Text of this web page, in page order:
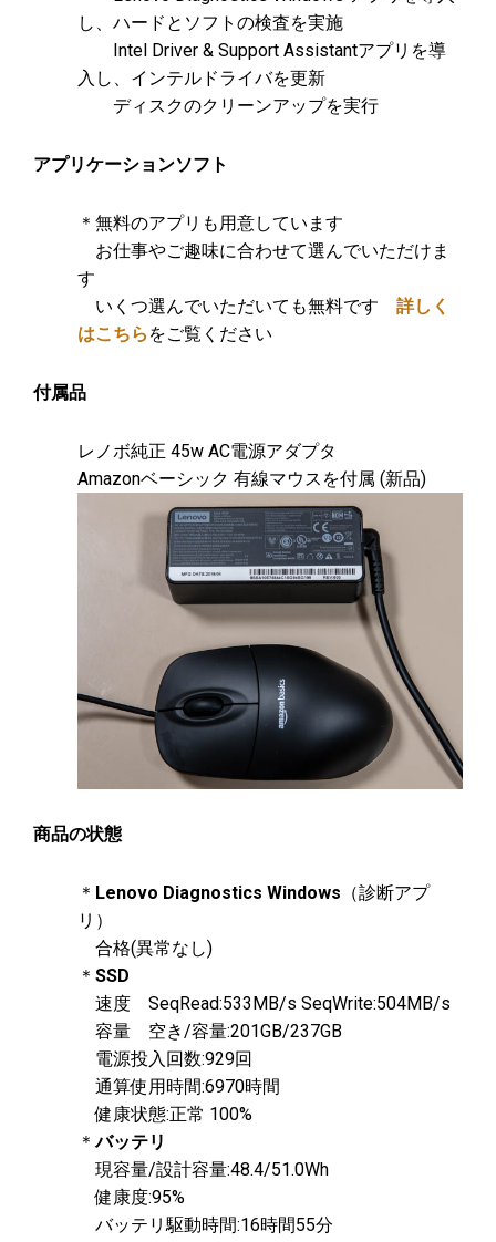
し、ハードとソフトの検査を実施
Intel Driver & Support Assistantアプリを導
入し、インテルドライバを更新
ディスクのクリーンアップを実行
アプリケーションソフト
＊無料のアプリも用意しています
お仕事やご趣味に合わせて選んでいただけま
す
いくつ選んでいただいても無料です 詳しく
はこちら をご覧ください
付属品
レノボ純正 45w AC電源アダプタ
Amazonベーシック 有線マウスを付属 (新品)
商品の状態
＊ Lenovo Diagnostics Windows （診断アプ
リ）
合格(異常なし)
＊ SSD
速度 SeqRead:533MB/s SeqWrite:504MB/s
容量 空き/容量:201GB/237GB
電源投入回数:929回
通算使用時間:6970時間
健康状態:正常 100%
＊バッテリ
現容量/設計容量:48.4/51.0Wh
健康度:95%
バッテリ駆動時間:16時間55分